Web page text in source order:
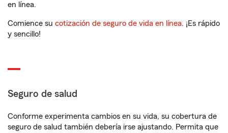
en línea.
Comience su cotización de seguro de vida en línea. ¡Es rápido
y sencillo!
Seguro de salud
Conforme experimenta cambios en su vida, su cobertura de
seguro de salud también debería irse ajustando. Permita que